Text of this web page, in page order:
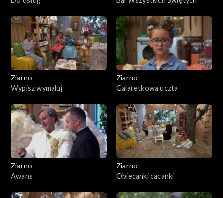
Ziarno
Wypisz wymaluj
Ziarno
Galaretkowa uczta
Ziarno
Awans
Ziarno
Obiecanki cacanki